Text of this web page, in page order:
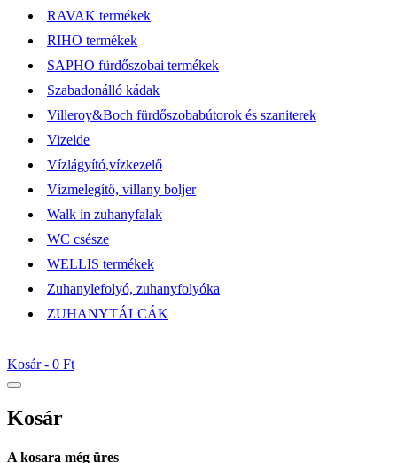
RAVAK termékek
RIHO termékek
SAPHO fürdőszobai termékek
Szabadonálló kádak
Villeroy&Boch fürdőszobabútorok és szaniterek
Vizelde
Vízlágyító,vízkezelő
Vízmelegítő, villany boljer
Walk in zuhanyfalak
WC csésze
WELLIS termékek
Zuhanylefolyó, zuhanyfolyóka
ZUHANYTÁLCÁK
Kosár - 0 Ft
Kosár
A kosara még üres